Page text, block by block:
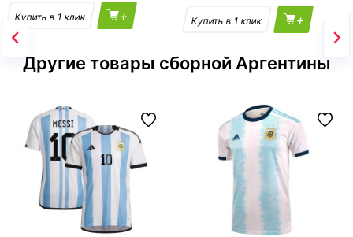
+ +
Другие товары сборной Аргентины